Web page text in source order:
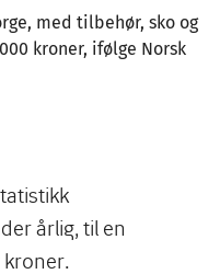
med tilbehør, sko og
kroner, ifølge Norsk
årlig, til en